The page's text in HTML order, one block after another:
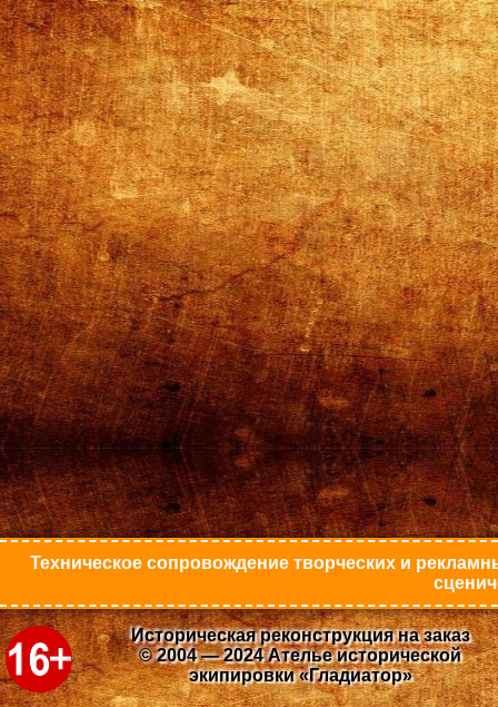
Техническое сопровождение творческих и
Историческая реконструкция на заказ
© 2004 — 2024 Ателье исторической
экипировки «Гладиатор»